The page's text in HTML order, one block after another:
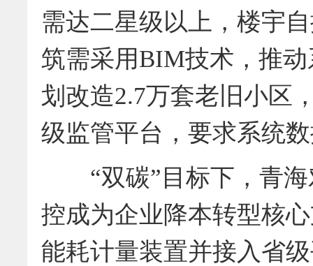
需达二星级以上，楼宇
筑需采用BIM技术，推
划改造2.7万套老旧小区
级监管平台，要求系统
“双碳”目标下，青海
控成为企业降本转型核
能耗计量装置并接入省